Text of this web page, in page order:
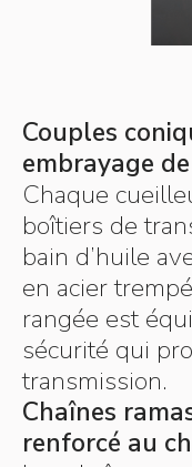
Couples
embrayage
Chaque
boîtiers de
bain d’huile
en acier
rangée est
sécurité qui
transmission.
Chaînes
renforcé au